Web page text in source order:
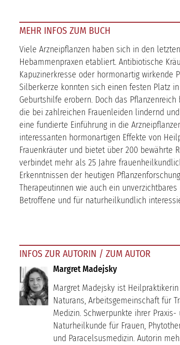
MEHR INFOS ZUM BUCH
Viele Arzneipflanzen haben sich in den
Hebammenpraxen etabliert. Antibiotische
Kapuzinerkresse oder hormonartig wirkende
Silberkerze konnten sich einen festen Platz
Geburtshilfe erobern. Doch das
die bei zahlreichen Frauenleiden lindernd
eine fundierte Einführung in die
interessanten hormonartigen Effekte von
Frauenkräuter und bietet über 200 bewährte
verbindet mehr als 25 Jahre
Erkenntnissen der heutigen
Therapeutinnen wie auch ein
Betroffene und für naturheilkundlich
INFOS ZUR AUTORIN / ZUM AUTOR
Margret Madejsky
Margret Madejsky ist
Naturans, Arbeitsgemeinschaft für
Medizin. Schwerpunkte ihrer
Naturheilkunde für Frauen,
und Paracelsusmedizin. Autorin